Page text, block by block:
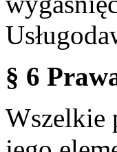
§ 6
Wszelkie